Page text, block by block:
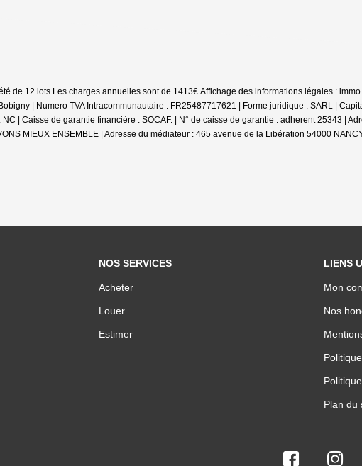
de 12 lots.Les charges annuelles sont de 1413€.Affichage des informations légales :
| Numero TVA Intracommunautaire : FR25487717621 | Forme juridique : SARL |
| Caisse de garantie financière : SOCAF. | N° de caisse de garantie : adherent 25343 |
MIEUX ENSEMBLE | Adresse du médiateur : 465 avenue de la Libération 54000
NOS SERVICES
Acheter
Louer
Estimer
LIENS
Mon
Nos
Plan du